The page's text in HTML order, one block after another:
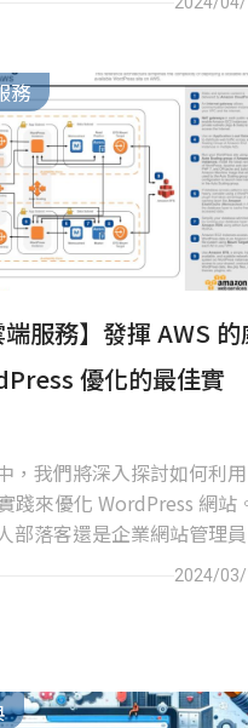
務
端服務】發揮 AWS 的
優化的最佳實
，我們將深入探討如何利用
踐來優化 WordPress 網站
部落客還是企業網站管理
巧和指南都能幫助您提升
2024/